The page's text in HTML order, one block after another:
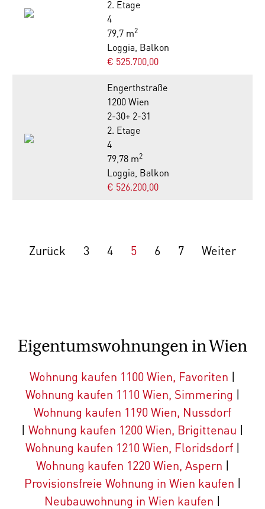
2. Etage
4
79,7 m2
Loggia, Balkon
€ 525.700,00
Engerthstraße
1200 Wien
2-30+ 2-31
2. Etage
4
79,78 m2
Loggia, Balkon
€ 526.200,00
Zurück 3 4 5 6 7 Weiter
Eigentumswohnungen in Wien
Wohnung kaufen 1100 Wien, Favoriten |
Wohnung kaufen 1110 Wien, Simmering |
Wohnung kaufen 1190 Wien, Nussdorf
| Wohnung kaufen 1200 Wien, Brigittenau |
Wohnung kaufen 1210 Wien, Floridsdorf|
Wohnung kaufen 1220 Wien, Aspern |
Provisionsfreie Wohnung in Wien kaufen |
Neubauwohnung in Wien kaufen |